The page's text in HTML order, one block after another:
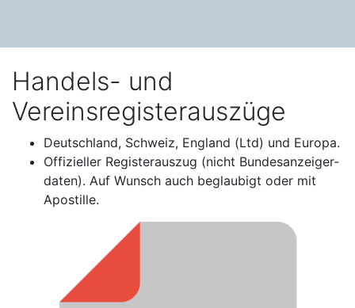
Handels- und
Vereinsregisterauszüge
Deutschland, Schweiz, England (Ltd) und Europa.
Offizieller Registerauszug (nicht Bundesanzeiger-
daten). Auf Wunsch auch beglaubigt oder mit
Apostille.